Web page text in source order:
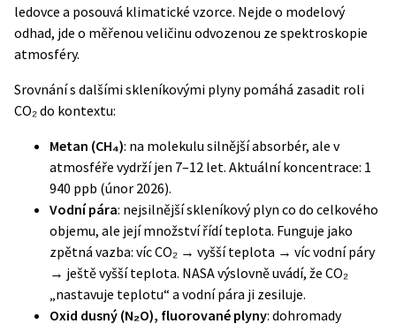
ledovce a posouvá klimatické vzorce. Nejde o modelový
odhad, jde o měřenou veličinu odvozenou ze spektroskopie
atmosféry.
Srovnání s dalšími skleníkovými plyny pomáhá zasadit roli
CO₂ do kontextu:
Metan (CH₄): na molekulu silnější absorbér, ale v
atmosféře vydrží jen 7–12 let. Aktuální koncentrace: 1
940 ppb (únor 2026).
Vodní pára: nejsilnější skleníkový plyn co do celkového
objemu, ale její množství řídí teplota. Funguje jako
zpětná vazba: víc CO₂ → vyšší teplota → víc vodní páry
→ ještě vyšší teplota. NASA výslovně uvádí, že CO₂
„nastavuje teplotu“ a vodní pára ji zesiluje.
Oxid dusný (N₂O), fluorované plyny: dohromady